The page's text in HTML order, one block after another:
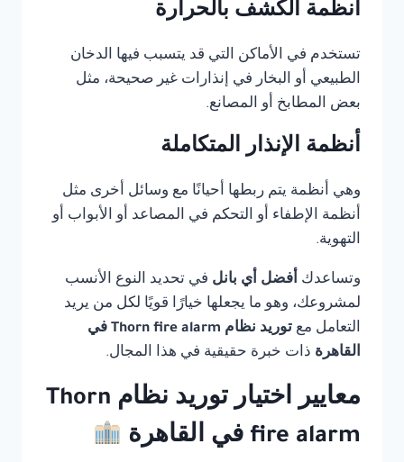
أنظمة الكشف بالحرارة
تستخدم في الأماكن التي قد يتسبب فيها الدخان
الطبيعي أو البخار في إنذارات غير صحيحة، مثل
بعض المطابخ أو المصانع.
أنظمة الإنذار المتكاملة
وهي أنظمة يتم ربطها أحيانًا مع وسائل أخرى مثل
أنظمة الإطفاء أو التحكم في المصاعد أو الأبواب أو
التهوية.
وتساعدك أفضل أي بانل في تحديد النوع الأنسب
لمشروعك، وهو ما يجعلها خيارًا قويًا لكل من يريد
التعامل مع
توريد نظام Thorn fire alarm في
القاهرة ذات خبرة حقيقية في هذا المجال.
معايير اختيار توريد نظام Thorn
fire alarm في القاهرة